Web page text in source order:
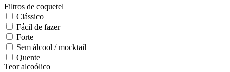
Filtros de coquetel
Clássico
Fácil de fazer
Forte
Sem álcool / mocktail
Quente
Teor alcoólico